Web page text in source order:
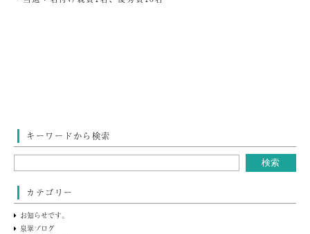
キーワードから検索
カテゴリー
お知らせです。
泉翠ブログ